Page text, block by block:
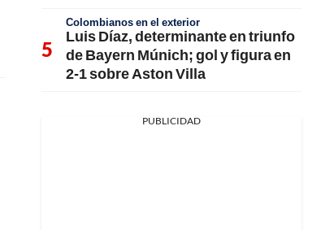
Colombianos en el exterior
Luis Díaz, determinante en triunfo
de Bayern Múnich; gol y figura en
2-1 sobre Aston Villa
PUBLICIDAD